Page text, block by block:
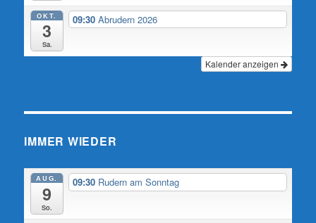
OKT.
3
Sa.
09:30Abrudern 2026
Kalender anzeigen
IMMER WIEDER
AUG.
9
So.
09:30 Rudern am Sonntag